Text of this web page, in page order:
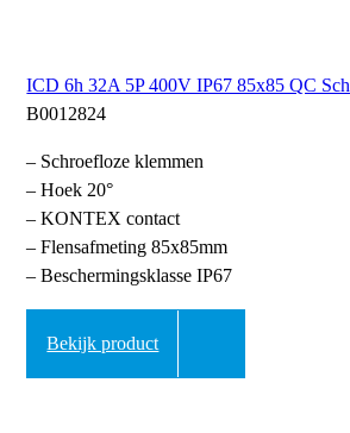
ICD 6h 32A 5P 400V IP67 85x85 QC Sch
B0012824
– Schroefloze klemmen
– Hoek 20°
– KONTEX contact
– Flensafmeting 85x85mm
– Beschermingsklasse IP67
Bekijk product